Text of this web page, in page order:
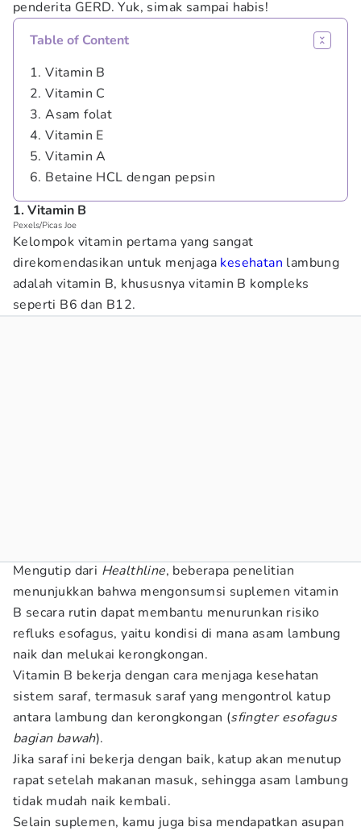
penderita GERD. Yuk, simak sampai habis!
Table of Content
1. Vitamin B
2. Vitamin C
3. Asam folat
4. Vitamin E
5. Vitamin A
6. Betaine HCL dengan pepsin
1. Vitamin B
Pexels/Picas Joe
Kelompok vitamin pertama yang sangat
direkomendasikan untuk menjaga kesehatan lambung
adalah vitamin B, khususnya vitamin B kompleks
seperti B6 dan B12.
Mengutip dari Healthline, beberapa penelitian
menunjukkan bahwa mengonsumsi suplemen vitamin
B secara rutin dapat membantu menurunkan risiko
refluks esofagus, yaitu kondisi di mana asam lambung
naik dan melukai kerongkongan.
Vitamin B bekerja dengan cara menjaga kesehatan
sistem saraf, termasuk saraf yang mengontrol katup
antara lambung dan kerongkongan (sfingter esofagus
bagian bawah).
Jika saraf ini bekerja dengan baik, katup akan menutup
rapat setelah makanan masuk, sehingga asam lambung
tidak mudah naik kembali.
Selain suplemen, kamu juga bisa mendapatkan asupan